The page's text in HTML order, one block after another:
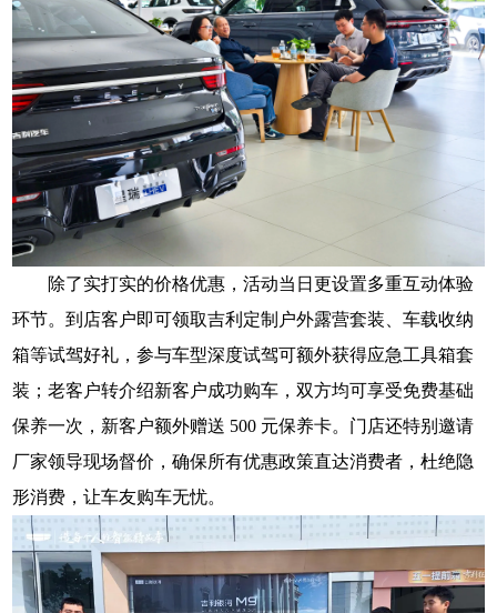
除了实打实的价格优惠，活动当日更设置多重互动体验
环节。到店客户即可领取吉利定制户外露营套装、车载收纳
箱等试驾好礼，参与车型深度试驾可额外获得应急工具箱套
装；老客户转介绍新客户成功购车，双方均可享受免费基础
保养一次，新客户额外赠送 500 元保养卡。门店还特别邀请
厂家领导现场督价，确保所有优惠政策直达消费者，杜绝隐
形消费，让车友购车无忧。